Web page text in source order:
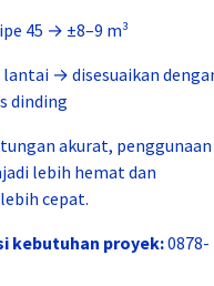
45 → ±8–9 m³
lantai → disesuaikan
dinding
akurat, penggunaan
lebih hemat dan
cepat.
kebutuhan proyek:0878-